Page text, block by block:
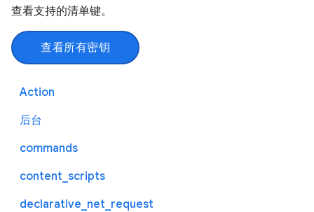
查看支持的清单键。
查看所有密钥
Action
后台
commands
content_scripts
declarative_net_request